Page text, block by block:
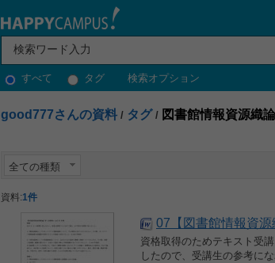
すべて タグ 検索オプション
good777さんの資料 / タグ / 図書館情報資源織論
全ての種類
資料:1件
07【図書館情報資
資格取得のためテキスト受
したので、受講生の参考に